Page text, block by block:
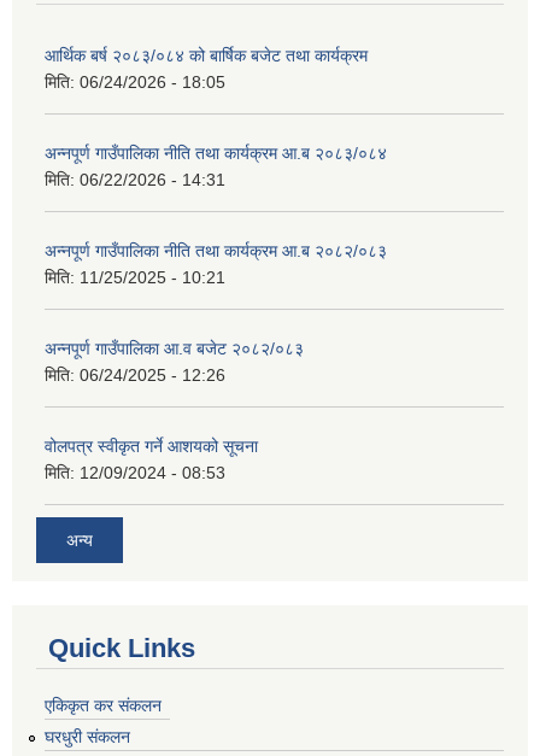
आर्थिक बर्ष २०८३/०८४ को बार्षिक बजेट तथा कार्यक्रम
मिति: 06/24/2026 - 18:05
अन्नपूर्ण गाउँपालिका नीति तथा कार्यक्रम आ.ब २०८३/०८४
मिति: 06/22/2026 - 14:31
अन्नपूर्ण गाउँपालिका नीति तथा कार्यक्रम आ.ब २०८२/०८३
मिति: 11/25/2025 - 10:21
अन्नपूर्ण गाउँपालिका आ.व बजेट २०८२/०८३
मिति: 06/24/2025 - 12:26
वोलपत्र स्वीकृत गर्ने आशयको सूचना
मिति: 12/09/2024 - 08:53
अन्य
Quick Links
एकिकृत कर संकलन
घरधुरी संकलन